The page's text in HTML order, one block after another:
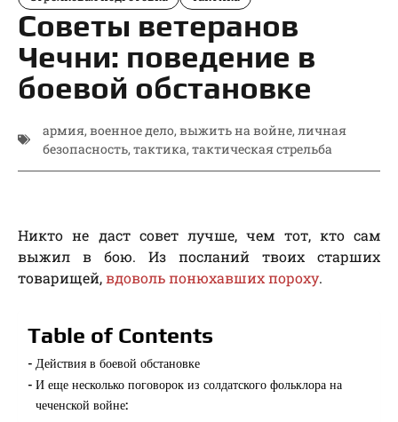
Советы ветеранов
Чечни: поведение в
боевой обстановке
армия, военное дело, выжить на войне, личная
безопасность, тактика, тактическая стрельба
Никто не даст совет лучше, чем тот, кто сам
выжил в бою. Из посланий твоих старших
товарищей,вдоволь понюхавших пороху.
Table of Contents
Действия в боевой обстановке
И еще несколько поговорок из солдатского фольклора на
чеченской войне: